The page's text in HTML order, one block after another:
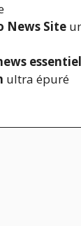
News Site
ultra épuré